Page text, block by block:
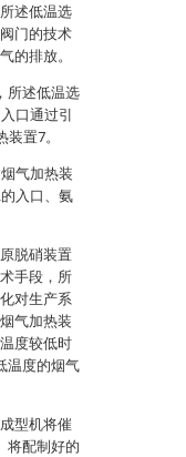
述低温选
门的技术
的排放。
所述低温选
口通过引
置7。
气加热装
入口、氨
脱硝装置
手段，所
对生产系
气加热装
度较低时
温度的烟气
型机将催
将配制好的